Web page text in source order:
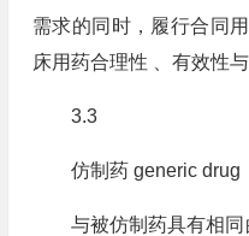
需求的同时，履行合同
床用药合理性 、有效性与
3.3
仿制药 generic drug
与被仿制药具有相